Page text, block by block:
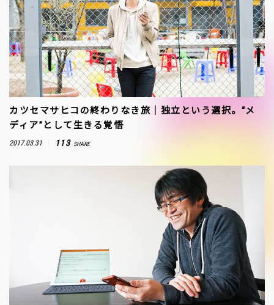
カツセマサヒコの終わりなき旅｜独立という選択。“メ
ディア”として生きる覚悟
2017.03.31 113 SHARE